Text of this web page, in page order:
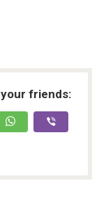
friends: